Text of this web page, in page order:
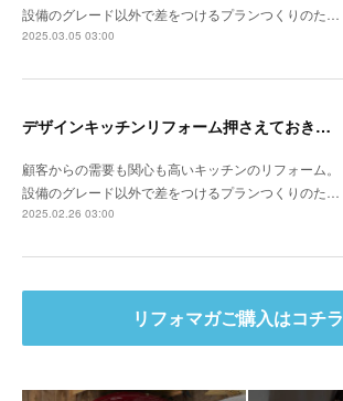
設備のグレード以外で差をつけるプランつくりのた…
2025.03.05 03:00
デザインキッチンリフォーム押さえておきたい3か条 《その1》低予算でもできる納まりの工夫
顧客からの需要も関心も高いキッチンのリフォーム。
設備のグレード以外で差をつけるプランつくりのた…
2025.02.26 03:00
リフォマガご購入はコチラ